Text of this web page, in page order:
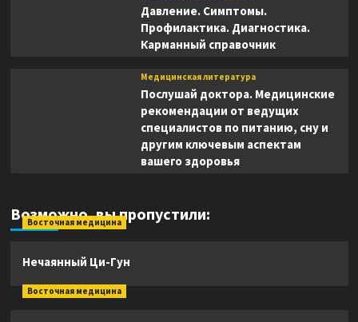
Давление. Симптомы.
Профилактика. Диагностика.
Карманный справочник
Медицинская литература
Послушай доктора. Медицинские
рекомендации от ведущих
специалистов по питанию, сну и
другим ключевым аспектам
вашего здоровья
Возможно, вы пропустили:
Восточная медицина
Нечаянный Ци-Гун
Восточная медицина